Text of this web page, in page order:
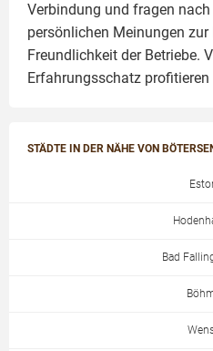
Verbindung und fragen
persönlichen Meinungen
Freundlichkeit der Betriebe.
Erfahrungsschatz profitieren
STÄDTE IN DER NÄHE VON
Bad